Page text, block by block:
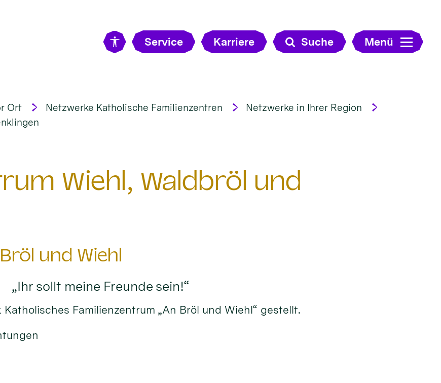
Service Karriere Suche Menü
Ort Netzwerke Katholische Familienzentren
Netzwerke in Ihrer Region
Wiehl, Waldbröl und
und Wiehl
„Ihr sollt meine Freunde sein!“
Familienzentrum „An Bröl und Wiehl“ gestellt.